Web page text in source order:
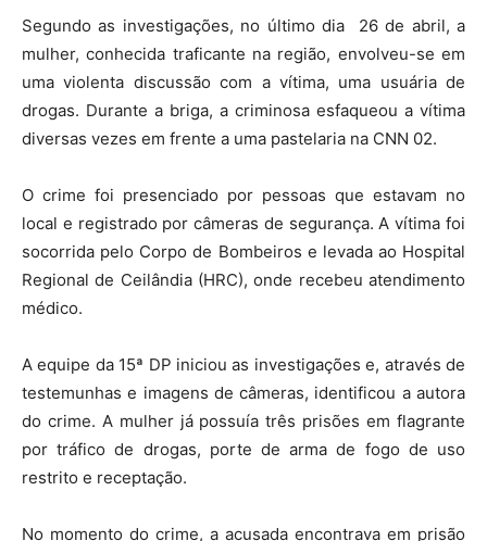
Segundo as investigações, no último dia 26 de abril, a
mulher, conhecida traficante na região, envolveu-se em
uma violenta discussão com a vítima, uma usuária de
drogas. Durante a briga, a criminosa esfaqueou a vítima
diversas vezes em frente a uma pastelaria na CNN 02.
O crime foi presenciado por pessoas que estavam no
local e registrado por câmeras de segurança. A vítima foi
socorrida pelo Corpo de Bombeiros e levada ao Hospital
Regional de Ceilândia (HRC), onde recebeu atendimento
médico.
A equipe da 15ª DP iniciou as investigações e, através de
testemunhas e imagens de câmeras, identificou a autora
do crime. A mulher já possuía três prisões em flagrante
por tráfico de drogas, porte de arma de fogo de uso
restrito e receptação.
No momento do crime, a acusada encontrava em prisão